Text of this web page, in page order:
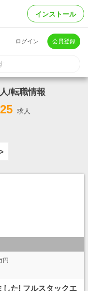
インストール
ログイン 会員登録
/転職情報
25 求人
円
た! フルスタックエ